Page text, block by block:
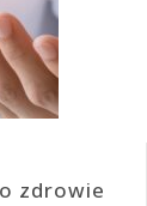
zdrowie